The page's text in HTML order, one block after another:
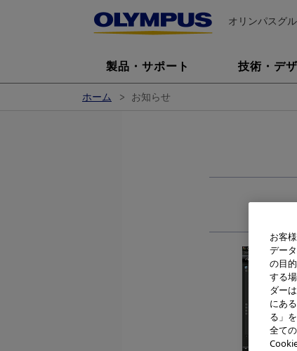
オリンパスグ
製品・サポート 技術・デ
ホーム お知らせ
お客
デー
の目
する
ダー
にあ
る」
全て